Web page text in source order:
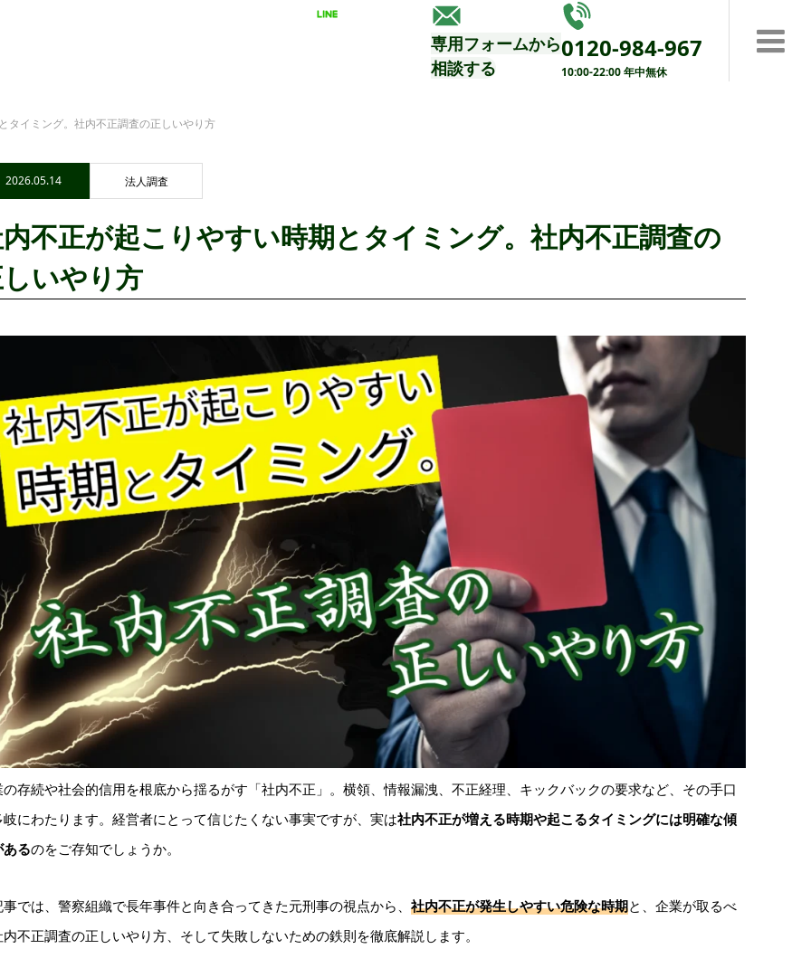
専用フォームから
相談する
0120-984-967
10:00-22:00 年中無休
タイミング。社内不正調査の正しいやり方
2026.05.14 法人調査
不正が起こりやすい時期とタイミング。社内不正調査の
いやり方
の存続や社会的信用を根底から揺るがす「社内不正」。横領、情報漏洩、不正経理、キックバックの要求など、その手口
岐にわたります。経営者にとって信じたくない事実ですが、実は社内不正が増える時期や起こるタイミングには明確な傾
るのをご存知でしょうか。
では、警察組織で長年事件と向き合ってきた元刑事の視点から、 社内不正が発生しやすい危険な時期と、企業が取るべ
内不正調査の正しいやり方、そして失敗しないための鉄則を徹底解説します。